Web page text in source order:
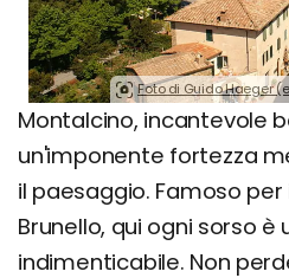
Foto di Guido Haeger
Montalcino, incantevole
un'imponente fortezza
il paesaggio. Famoso
Brunello, qui ogni sorso è
indimenticabile. Non